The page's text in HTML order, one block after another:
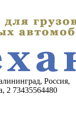
Россия,
2 73435564480